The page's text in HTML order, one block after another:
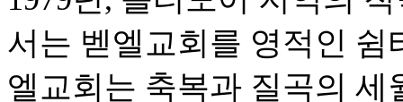
서는 벧엘교회를 영적인 쉼
엘교회는 축복과 질곡의